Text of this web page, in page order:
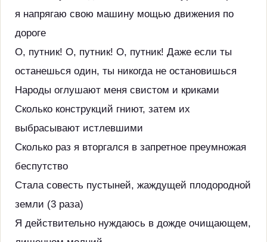
я напрягаю свою машину мощью движения по
дороге
О, путник! О, путник! О, путник! Даже если ты
останешься один, ты никогда не остановишься
Народы оглушают меня свистом и криками
Сколько конструкций гниют, затем их
выбрасывают истлевшими
Сколько раз я вторгался в запретное преумножая
беспутство
Стала совесть пустыней, жаждущей плодородной
земли (3 раза)
Я действительно нуждаюсь в дожде очищающем,